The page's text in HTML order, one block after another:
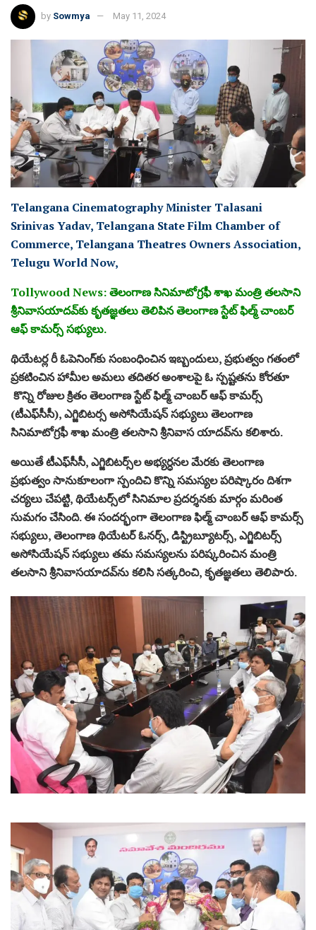
by Sowmya May 11, 2024
Telangana Cinematography Minister Talasani
Srinivas Yadav, Telangana State Film Chamber of
Commerce, Telangana Theatres Owners Association,
Telugu World Now,
Tollywood News: తెలంగాణ సినిమాటోగ్రఫీ శాఖ మంత్రి తలసాని
శ్రీనివాసయాదవ్‌కు కృతజ్ఞతలు తెలిపిన తెలంగాణ స్టేట్‌ ఫిల్మ్‌ చాంబర్‌
ఆఫ్‌ కామర్స్ స‌భ్యులు.
థియేటర్ల రీ ఓపెనింగ్‌కు సంబంధించిన ఇబ్బందులు, ప్రభుత్వం గతంలో
ప్రకటించిన హామీల అమలు తదితర అంశాలపై ఓ స్పష్టతను కోరతూ
కొన్ని రోజుల క్రితం తెలంగాణ స్టేట్‌ ఫిల్మ్‌ చాంబర్‌ ఆఫ్‌ కామర్స్‌
(టీఎఫ్‌సీసీ), ఎగ్జిబిటర్స అసోసియేషన్‌ సభ్యులు తెలంగాణ
సినిమాటోగ్రఫీ శాఖ మంత్రి తలసాని శ్రీనివాస యాదవ్‌ను కలిశారు.
అయితే టీఎఫ్‌సీసీ, ఎగ్జిబిటర్స్‌ల అభ్యర్ధనల మేరకు తెలంగాణ
ప్రభుత్వం సానుకూలంగా స్పందిచి కొన్ని సమస్యల పరిష్కారం దిశగా
చర్యలు చేపట్టి, థియేటర్స్‌లో సినిమాల ప్రదర్శనకు మార్గం మరింత
సుమగం చేసింది. ఈ సందర్భంగా తెలంగాణ ఫిల్మ్‌ చాంబర్‌ ఆఫ్‌ కామర్స్
స‌భ్యులు, తెలంగాణ థియేటర్‌ ఓనర్స్, డిస్ట్రిబ్యూట‌ర్స్‌, ఎగ్జిబిటర్స్‌
అసోసియేషన్ స‌భ్యులు త‌మ‌ సమస్యలను పరిష్కరించిన మంత్రి
తలసాని శ్రీనివాసయాదవ్‌ను కలిసి స‌త్కరించి, కృతజ్ఞతలు తెలిపారు.